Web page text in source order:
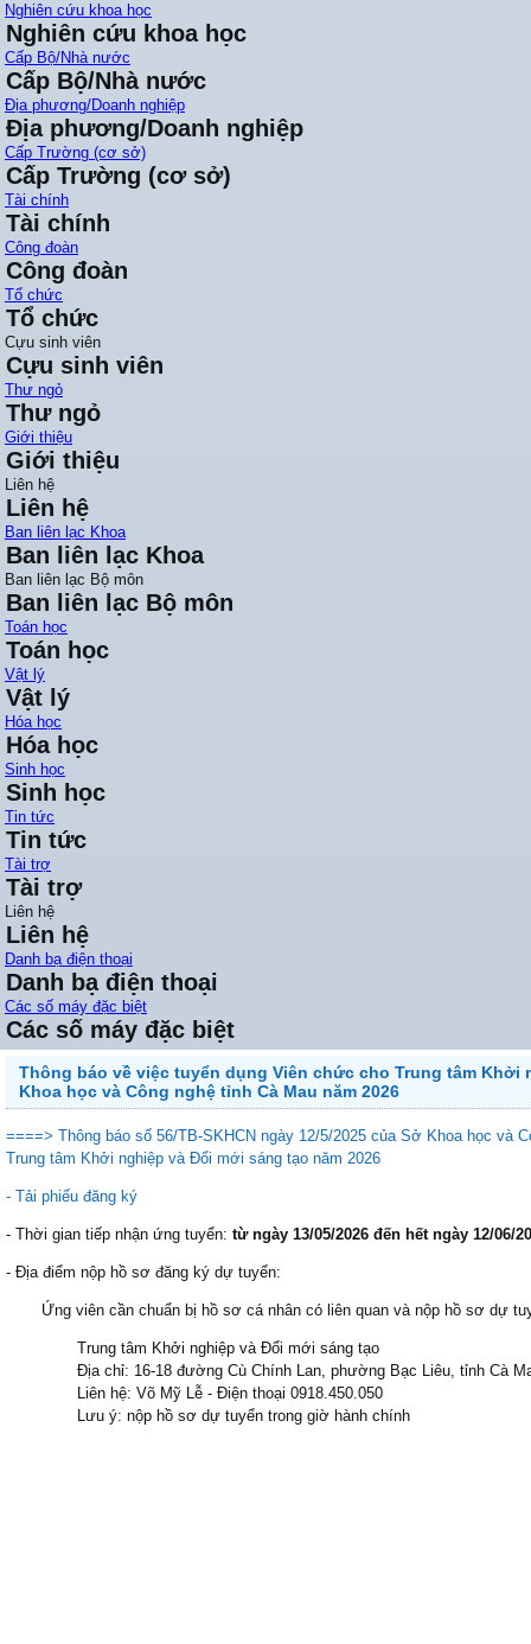
Nghiên cứu khoa học
Nghiên cứu khoa học
Cấp Bộ/Nhà nước
Cấp Bộ/Nhà nước
Địa phương/Doanh nghiệp
Địa phương/Doanh nghiệp
Cấp Trường (cơ sở)
Cấp Trường (cơ sở)
Tài chính
Tài chính
Công đoàn
Công đoàn
Tổ chức
Tổ chức
Cựu sinh viên
Cựu sinh viên
Thư ngỏ
Thư ngỏ
Giới thiệu
Giới thiệu
Liên hệ
Liên hệ
Ban liên lạc Khoa
Ban liên lạc Khoa
Ban liên lạc Bộ môn
Ban liên lạc Bộ môn
Toán học
Toán học
Vật lý
Vật lý
Hóa học
Hóa học
Sinh học
Sinh học
Tin tức
Tin tức
Tài trợ
Tài trợ
Liên hệ
Liên hệ
Danh bạ điện thoại
Danh bạ điện thoại
Các số máy đặc biệt
Các số máy đặc biệt
Thông báo về việc tuyển dụng Viên chức cho Trung tâm
Khoa học và Công nghệ tỉnh Cà Mau năm 2026
====> Thông báo số 56/TB-SKHCN ngày 12/5/2025 của Sở Khoa học và
Trung tâm Khởi nghiệp và Đổi mới sáng tạo năm 2026
- Tải phiếu đăng ký
- Thời gian tiếp nhận ứng tuyển: từ ngày 13/05/2026 đến hết ngày 12/06/
- Địa điểm nộp hồ sơ đăng ký dự tuyển:
Ứng viên cần chuẩn bị hồ sơ cá nhân có liên quan và nộp hồ sơ dự
Trung tâm Khởi nghiệp và Đổi mới sáng tạo
Địa chỉ: 16-18 đường Cù Chính Lan, phường Bạc Liêu, tỉnh Cà
Liên hệ: Võ Mỹ Lễ - Điện thoại 0918.450.050
Lưu ý: nộp hồ sơ dự tuyển trong giờ hành chính